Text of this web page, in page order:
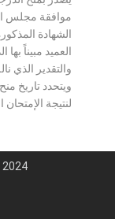
موافقة مجلس
الشهادة
العميد مبيناً
والتقدير الذي
ويتحدد تاريخ
لنتيجة
2024